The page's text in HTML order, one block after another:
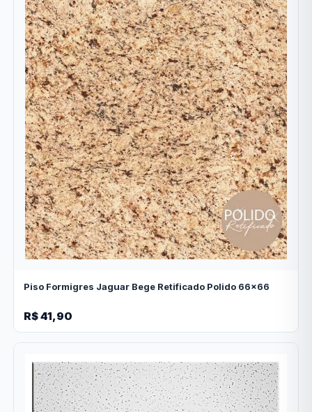
Piso Formigres Jaguar Bege Retificado Polido 66x66
R$ 41,90